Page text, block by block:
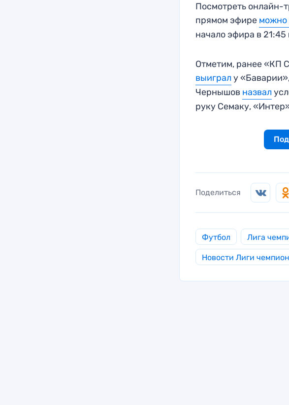
Посмотреть онлайн-
прямом эфире можно
начало эфира в
Отметим, ранее «КП
выигралу
Чернышов назвал
руку Семаку,
Поделиться
Футбол Лига
Новости Лиги